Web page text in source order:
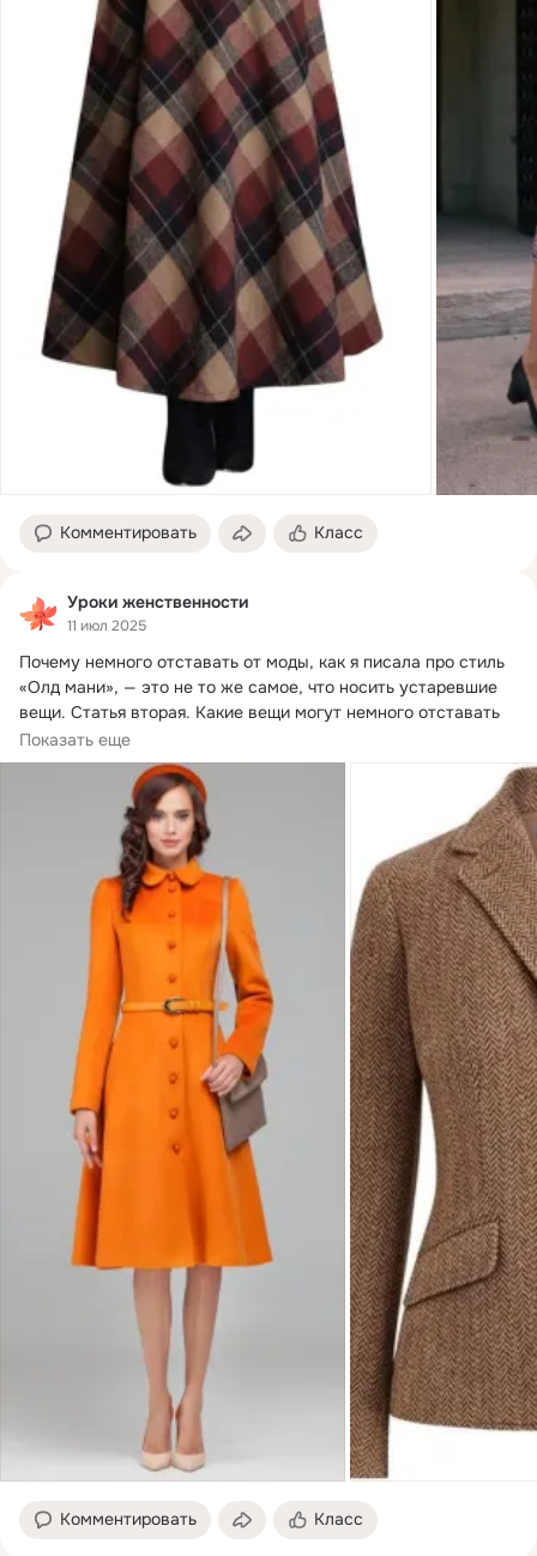
Комментировать Класс
Уроки женственности
11 июл 2025
Почему немного отставать от моды, как я писала про стиль
«Олд мани», — это не то же самое, что носить устаревшие
вещи. Статья вторая. Какие вещи могут немного отставать
от моды, не устаревая?
Показать еще
Комментировать Класс